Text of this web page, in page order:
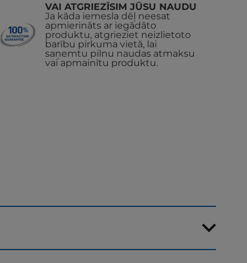
VAI ATGRIEZĪSIM JŪSU NAUDU
Ja kāda iemesla dēļ neesat
apmierināts ar iegādāto
produktu, atgrieziet neizlietoto
barību pirkuma vietā, lai
saņemtu pilnu naudas atmaksu
vai apmainītu produktu.